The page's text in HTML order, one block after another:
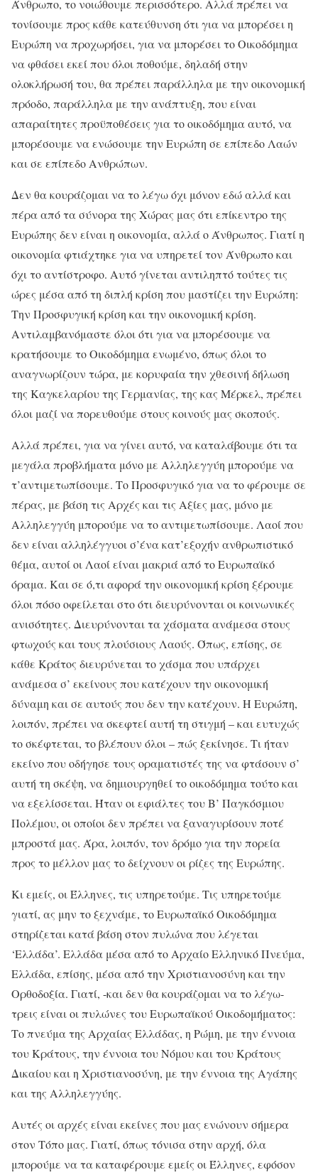
Άνθρωπο, το νοιώθουμε περισσότερο. Αλλά πρέπει να
τονίσουμε προς κάθε κατεύθυνση ότι για να μπορέσει η
Ευρώπη να προχωρήσει, για να μπορέσει το Οικοδόμημα
να φθάσει εκεί που όλοι ποθούμε, δηλαδή στην
ολοκλήρωσή του, θα πρέπει παράλληλα με την οικονομική
πρόοδο, παράλληλα με την ανάπτυξη, που είναι
απαραίτητες προϋποθέσεις για το οικοδόμημα αυτό, να
μπορέσουμε να ενώσουμε την Ευρώπη σε επίπεδο Λαών
και σε επίπεδο Ανθρώπων.
Δεν θα κουράζομαι να το λέγω όχι μόνον εδώ αλλά και
πέρα από τα σύνορα της Χώρας μας ότι επίκεντρο της
Ευρώπης δεν είναι η οικονομία, αλλά ο Άνθρωπος. Γιατί η
οικονομία φτιάχτηκε για να υπηρετεί τον Άνθρωπο και
όχι το αντίστροφο. Αυτό γίνεται αντιληπτό τούτες τις
ώρες μέσα από τη διπλή κρίση που μαστίζει την Ευρώπη:
Την Προσφυγική κρίση και την οικονομική κρίση.
Αντιλαμβανόμαστε όλοι ότι για να μπορέσουμε να
κρατήσουμε το Οικοδόμημα ενωμένο, όπως όλοι το
αναγνωρίζουν τώρα, με κορυφαία την χθεσινή δήλωση
της Καγκελαρίου της Γερμανίας, της κας Μέρκελ, πρέπει
όλοι μαζί να πορευθούμε στους κοινούς μας σκοπούς.
Αλλά πρέπει, για να γίνει αυτό, να καταλάβουμε ότι τα
μεγάλα προβλήματα μόνο με Αλληλεγγύη μπορούμε να
τ’αντιμετωπίσουμε. Το Προσφυγικό για να το φέρουμε σε
πέρας, με βάση τις Αρχές και τις Αξίες μας, μόνο με
Αλληλεγγύη μπορούμε να το αντιμετωπίσουμε. Λαοί που
δεν είναι αλληλέγγυοι σ’ένα κατ’εξοχήν ανθρωπιστικό
θέμα, αυτοί οι Λαοί είναι μακριά από το Ευρωπαϊκό
όραμα. Και σε ό,τι αφορά την οικονομική κρίση ξέρουμε
όλοι πόσο οφείλεται στο ότι διευρύνονται οι κοινωνικές
ανισότητες. Διευρύνονται τα χάσματα ανάμεσα στους
φτωχούς και τους πλούσιους Λαούς. Όπως, επίσης, σε
κάθε Κράτος διευρύνεται το χάσμα που υπάρχει
ανάμεσα σ’ εκείνους που κατέχουν την οικονομική
δύναμη και σε αυτούς που δεν την κατέχουν. Η Ευρώπη,
λοιπόν, πρέπει να σκεφτεί αυτή τη στιγμή – και ευτυχώς
το σκέφτεται, το βλέπουν όλοι – πώς ξεκίνησε. Τι ήταν
εκείνο που οδήγησε τους οραματιστές της να φτάσουν σ’
αυτή τη σκέψη, να δημιουργηθεί το οικοδόμημα τούτο και
να εξελίσσεται. Ήταν οι εφιάλτες του Β’ Παγκόσμιου
Πολέμου, οι οποίοι δεν πρέπει να ξαναγυρίσουν ποτέ
μπροστά μας. Άρα, λοιπόν, τον δρόμο για την πορεία
προς το μέλλον μας το δείχνουν οι ρίζες της Ευρώπης.
Κι εμείς, οι Έλληνες, τις υπηρετούμε. Τις υπηρετούμε
γιατί, ας μην το ξεχνάμε, το Ευρωπαϊκό Οικοδόμημα
στηρίζεται κατά βάση στον πυλώνα που λέγεται
‘Ελλάδα’. Ελλάδα μέσα από το Αρχαίο Ελληνικό Πνεύμα,
Ελλάδα, επίσης, μέσα από την Χριστιανοσύνη και την
Ορθοδοξία. Γιατί, -και δεν θα κουράζομαι να το λέγω-
τρεις είναι οι πυλώνες του Ευρωπαϊκού Οικοδομήματος:
Το πνεύμα της Αρχαίας Ελλάδας, η Ρώμη, με την έννοια
του Κράτους, την έννοια του Νόμου και του Κράτους
Δικαίου και η Χριστιανοσύνη, με την έννοια της Αγάπης
και της Αλληλεγγύης.
Αυτές οι αρχές είναι εκείνες που μας ενώνουν σήμερα
στον Τόπο μας. Γιατί, όπως τόνισα στην αρχή, όλα
μπορούμε να τα καταφέρουμε εμείς οι Έλληνες, εφόσον